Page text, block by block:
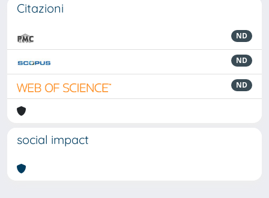
Citazioni
ND
ND
ND
social impact